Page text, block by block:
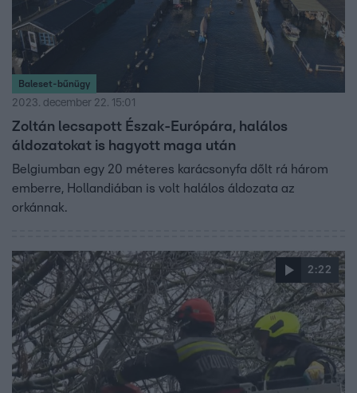
Baleset-bűnügy
2023. december 22. 15:01
Zoltán lecsapott Észak-Európára, halálos
áldozatokat is hagyott maga után
Belgiumban egy 20 méteres karácsonyfa dőlt rá három
emberre, Hollandiában is volt halálos áldozata az
orkánnak.
2:22